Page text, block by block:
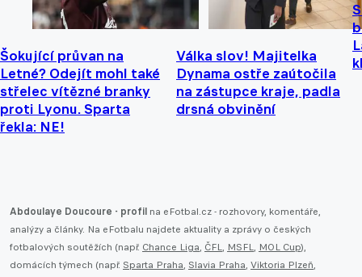
Šokující průvan na
Letné? Odejít mohl také
střelec vítězné branky
proti Lyonu. Sparta
řekla: NE!
Válka slov! Majitelka
Dynama ostře zaútočila
na zástupce kraje, padla
drsná obvinění
Abdoulaye Doucoure - profil na eFotbal.cz - rozhovory, komentáře,
analýzy a články. Na eFotbalu najdete aktuality a zprávy o českých
fotbalových soutěžích (např. Chance Liga, ČFL, MSFL, MOL Cup),
domácích týmech (např. Sparta Praha, Slavia Praha, Viktoria Plzeň,